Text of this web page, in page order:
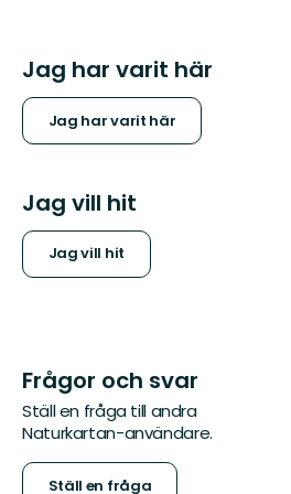
Jag har varit här
Jag har varit här
Jag vill hit
Jag vill hit
Frågor och svar
Ställ en fråga till andra
Naturkartan-användare.
Ställ en fråga